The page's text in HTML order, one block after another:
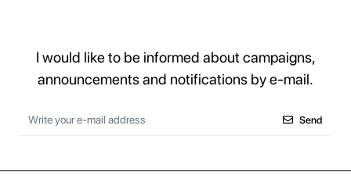
I would like to be informed about campaigns,
announcements and notifications by e-mail.
Send